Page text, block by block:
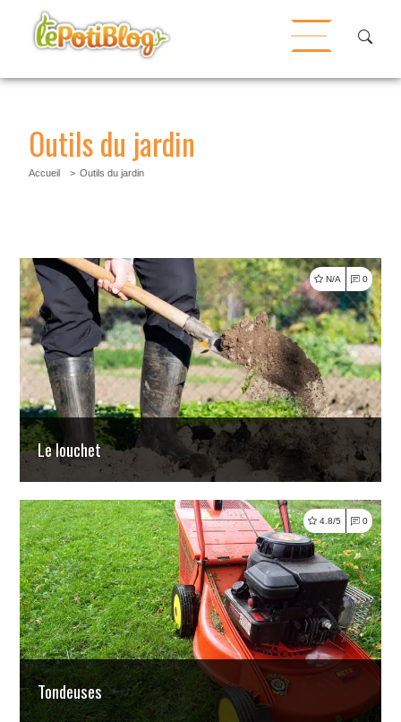
Outils du jardin
Accueil Outils du jardin
N/A 0
Le louchet
Lire
4.8/5 0
Tondeuses
Lire